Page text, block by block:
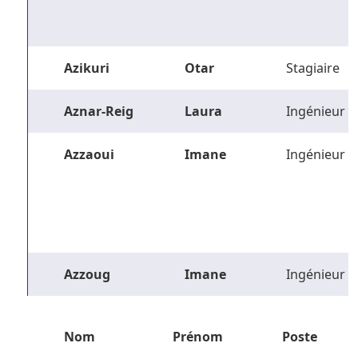
Azikuri Otar Stagiaire
Aznar-Reig Laura Ingénieur
Azzaoui Imane Ingénieur
Azzoug Imane Ingénieur
Nom Prénom Poste